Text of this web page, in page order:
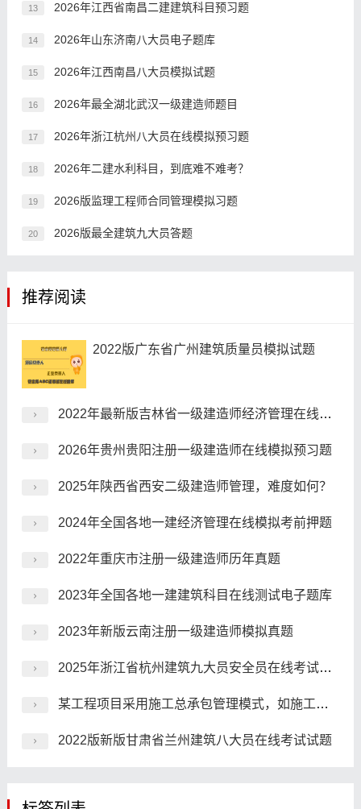
13 2026年江西省南昌二建建筑科目预习题
14 2026年山东济南八大员电子题库
15 2026年江西南昌八大员模拟试题
16 2026年最全湖北武汉一级建造师题目
17 2026年浙江杭州八大员在线模拟预习题
18 2026年二建水利科目，到底难不难考？
19 2026版监理工程师合同管理模拟习题
20 2026版最全建筑九大员答题
推荐阅读
2022版广东省广州建筑质量员模拟试题
2022年最新版吉林省一级建造师经济管理在线模拟考试历年真题
2026年贵州贵阳注册一级建造师在线模拟预习题
2025年陕西省西安二级建造师管理，难度如何？
2024年全国各地一建经济管理在线模拟考前押题
2022年重庆市注册一级建造师历年真题
2023年全国各地一建建筑科目在线测试电子题库
2023年新版云南注册一级建造师模拟真题
2025年浙江省杭州建筑九大员安全员在线考试预习题
某工程项目采用施工总承包管理模式，如施工总承包管理单位想承接该工程部分具体工程的施工任务，则其可通过()。
2022版新版甘肃省兰州建筑八大员在线考试试题